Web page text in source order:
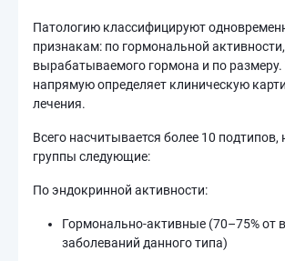
Патологию классифицируют
признакам: по гормональной
вырабатываемого гормона и по размеру.
напрямую определяет клиническую
лечения.
Всего насчитывается более 10
группы следующие:
По эндокринной активности:
Гормонально-активные (70–75% от
заболеваний данного типа)